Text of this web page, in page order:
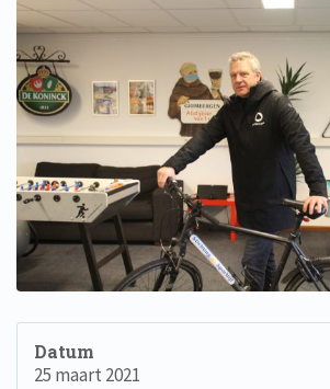
Datum
25 maart 2021